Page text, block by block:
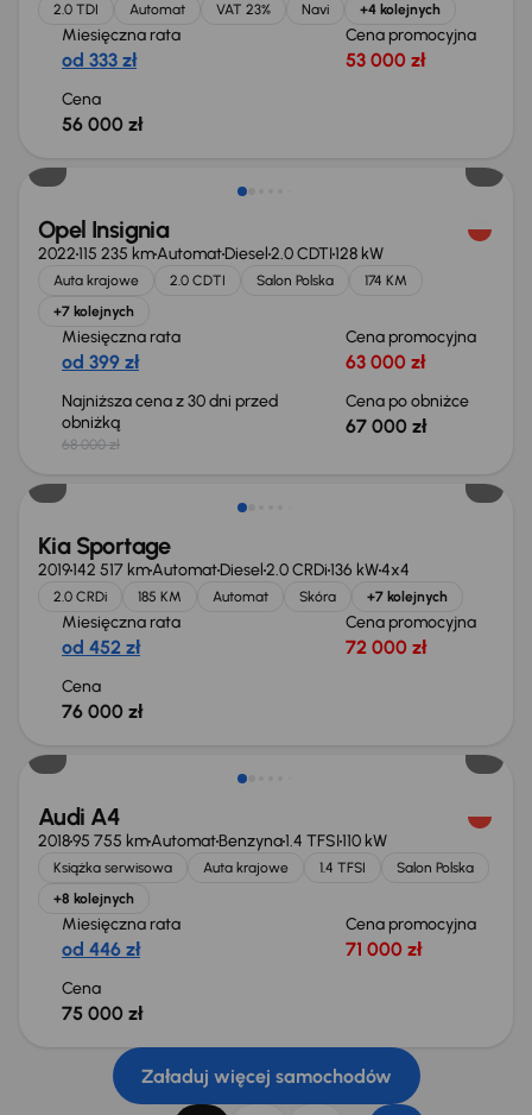
2.0 TDI Automat VAT 23% Navi +4 kolejnych
Miesięczna rata
od 333 zł
Cena promocyjna
53 000 zł
Cena
56 000 zł
Taniej o 1 000 zł
Opel Insignia
2022115 235 kmAutomatDiesel2.0 CDTI128 kW
Auta krajowe 2.0 CDTI Salon Polska
174 KM
+7 kolejnych
Miesięczna rata
od 399 zł
Cena promocyjna
63 000 zł
Najniższa cena z 30 dni przed
obniżką
68 000 zł
Cena po obniżce
67 000 zł
Kia Sportage
2019142 517 kmAutomatDiesel2.0 CRDi136 kW4x4
2.0 CRDi 185 KM Automat Skóra +7 kolejnych
Miesięczna rata
od 452 zł
Cena promocyjna
72 000 zł
Cena
76 000 zł
Możliwość odliczenia VAT
Audi A4
201895 755 kmAutomatBenzyna1.4 TFSI110 kW
Książka serwisowa Auta krajowe 1.4 TFSI
Salon Polska
+8 kolejnych
Miesięczna rata
od 446 zł
Cena promocyjna
71 000 zł
Cena
75 000 zł
Załaduj więcej samochodów